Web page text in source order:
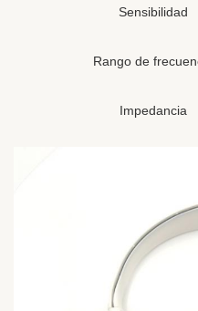
Sensibilidad
Rango de
Impedancia